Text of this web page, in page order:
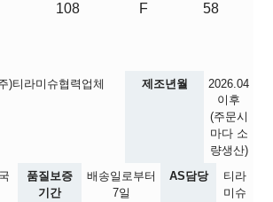
108 F 58
)티라미슈협력업체 제조년월
2026.04
이후
(주문시
마다 소
량생산)
품질보증
기간
배송일로부터
7일
AS담당
티라
미슈